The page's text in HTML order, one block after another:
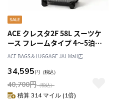
ACE クレスタ2F 58L スーツケ
ース フレームタイプ 4～5泊
05107
ACE BAGS＆LUGGAGE JAL Mall店
34,595 円 （税込）
40,700円（税込）
積算 314 マイル (1倍)